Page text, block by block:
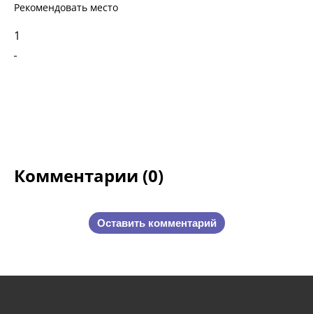
Рекомендовать место
1
Комментарии (0)
Оставить комментарий